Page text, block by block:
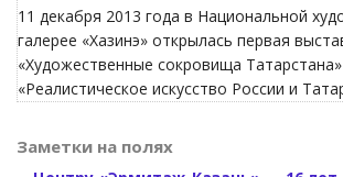
11 декабря 2013 года в Национальной
галерее «Хазинэ» открылась первая
«Художественные сокровища
«Реалистическое искусство России и
Заметки на полях